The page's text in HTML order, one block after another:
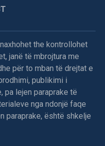
the kontrollohet
janë të mbrojtura me
për to mban të drejtat e
publikimi i
pa lejen paraprake të
nga ndonjë faqe
paraprake, është shkelje